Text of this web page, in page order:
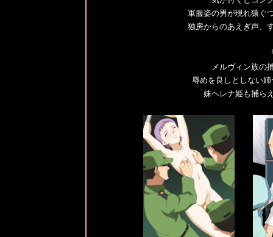
軍服姿の男が現れ猿ぐ
独房からのあえぎ声、
メルヴィン族の
辱めを良しとしない
妹ヘレナ姫も捕ら